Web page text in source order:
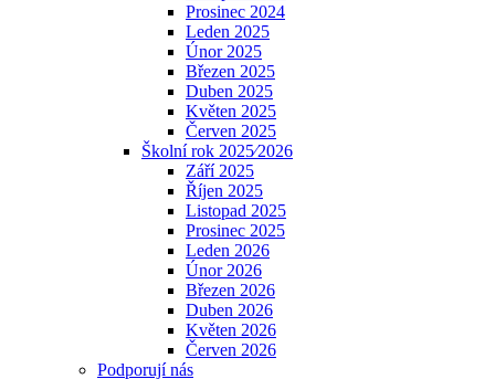
Prosinec 2024
Leden 2025
Únor 2025
Březen 2025
Duben 2025
Květen 2025
Červen 2025
Školní rok 2025⁄2026
Září 2025
Říjen 2025
Listopad 2025
Prosinec 2025
Leden 2026
Únor 2026
Březen 2026
Duben 2026
Květen 2026
Červen 2026
Podporují nás